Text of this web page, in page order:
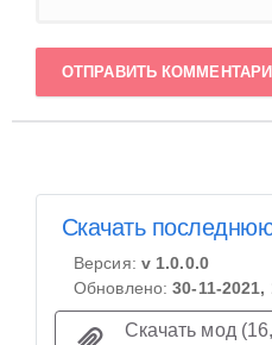
ОТПРАВИТЬ
Скачать
Версия: v 1.0.0.0
Обновлено:30-11-2021,
Скачать мод